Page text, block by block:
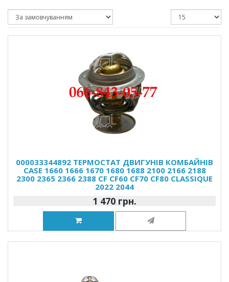
000033344892 ТЕРМОСТАТ ДВИГУНІВ КОМБАЙНІВ
CASE 1660 1666 1670 1680 1688 2100 2166 2188
2300 2365 2366 2388 CF CF60 CF70 CF80 CLASSIQUE
2022 2044
1 470 грн.